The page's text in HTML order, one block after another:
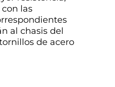
las
al chasis del
de acero